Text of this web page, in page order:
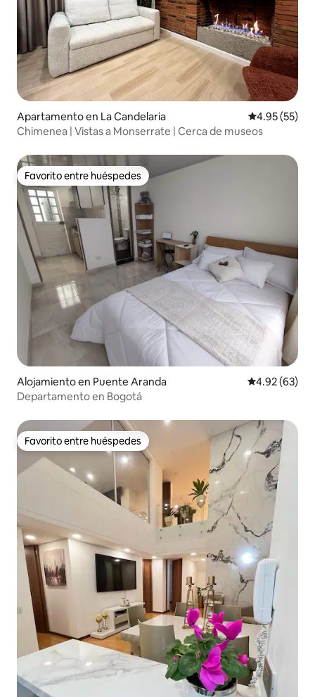
Apartamento en La Candelaria Calificación
4.95 (55)
Chimenea | Vistas a Monserrate | Cerca de museos
Favorito entre huéspedes
Favorito entre huéspedes
Alojamiento en Puente Aranda Calificación
4.92 (63)
Departamento en Bogotá
Favorito entre huéspedes
Favorito entre huéspedes